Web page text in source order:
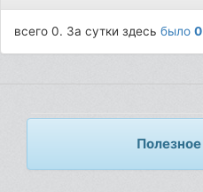
всего 0. За сутки здесьбыло0
Полезное